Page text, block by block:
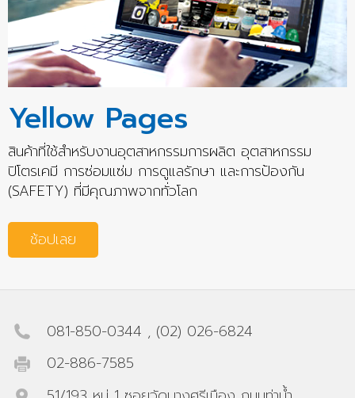
Yellow Pages
สินค้าที่ใช้สำหรับงานอุตสาหกรรมการผลิต อุตสาหกรรม
ปิโตรเคมี การซ่อมแซ่ม การดูแลรักษา และการป้องกัน
(SAFETY) ที่มีคุณภาพจากทั่วโลก
ช้อปเลย
081-850-0344 , (02) 026-6824
02-886-7585